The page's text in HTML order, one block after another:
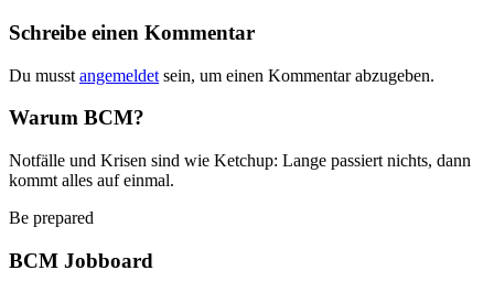
Schreibe einen Kommentar
Du musst angemeldet sein, um einen Kommentar abzugeben.
Warum BCM?
Notfälle und Krisen sind wie Ketchup: Lange passiert nichts, dann
kommt alles auf einmal.
Be prepared
BCM Jobboard